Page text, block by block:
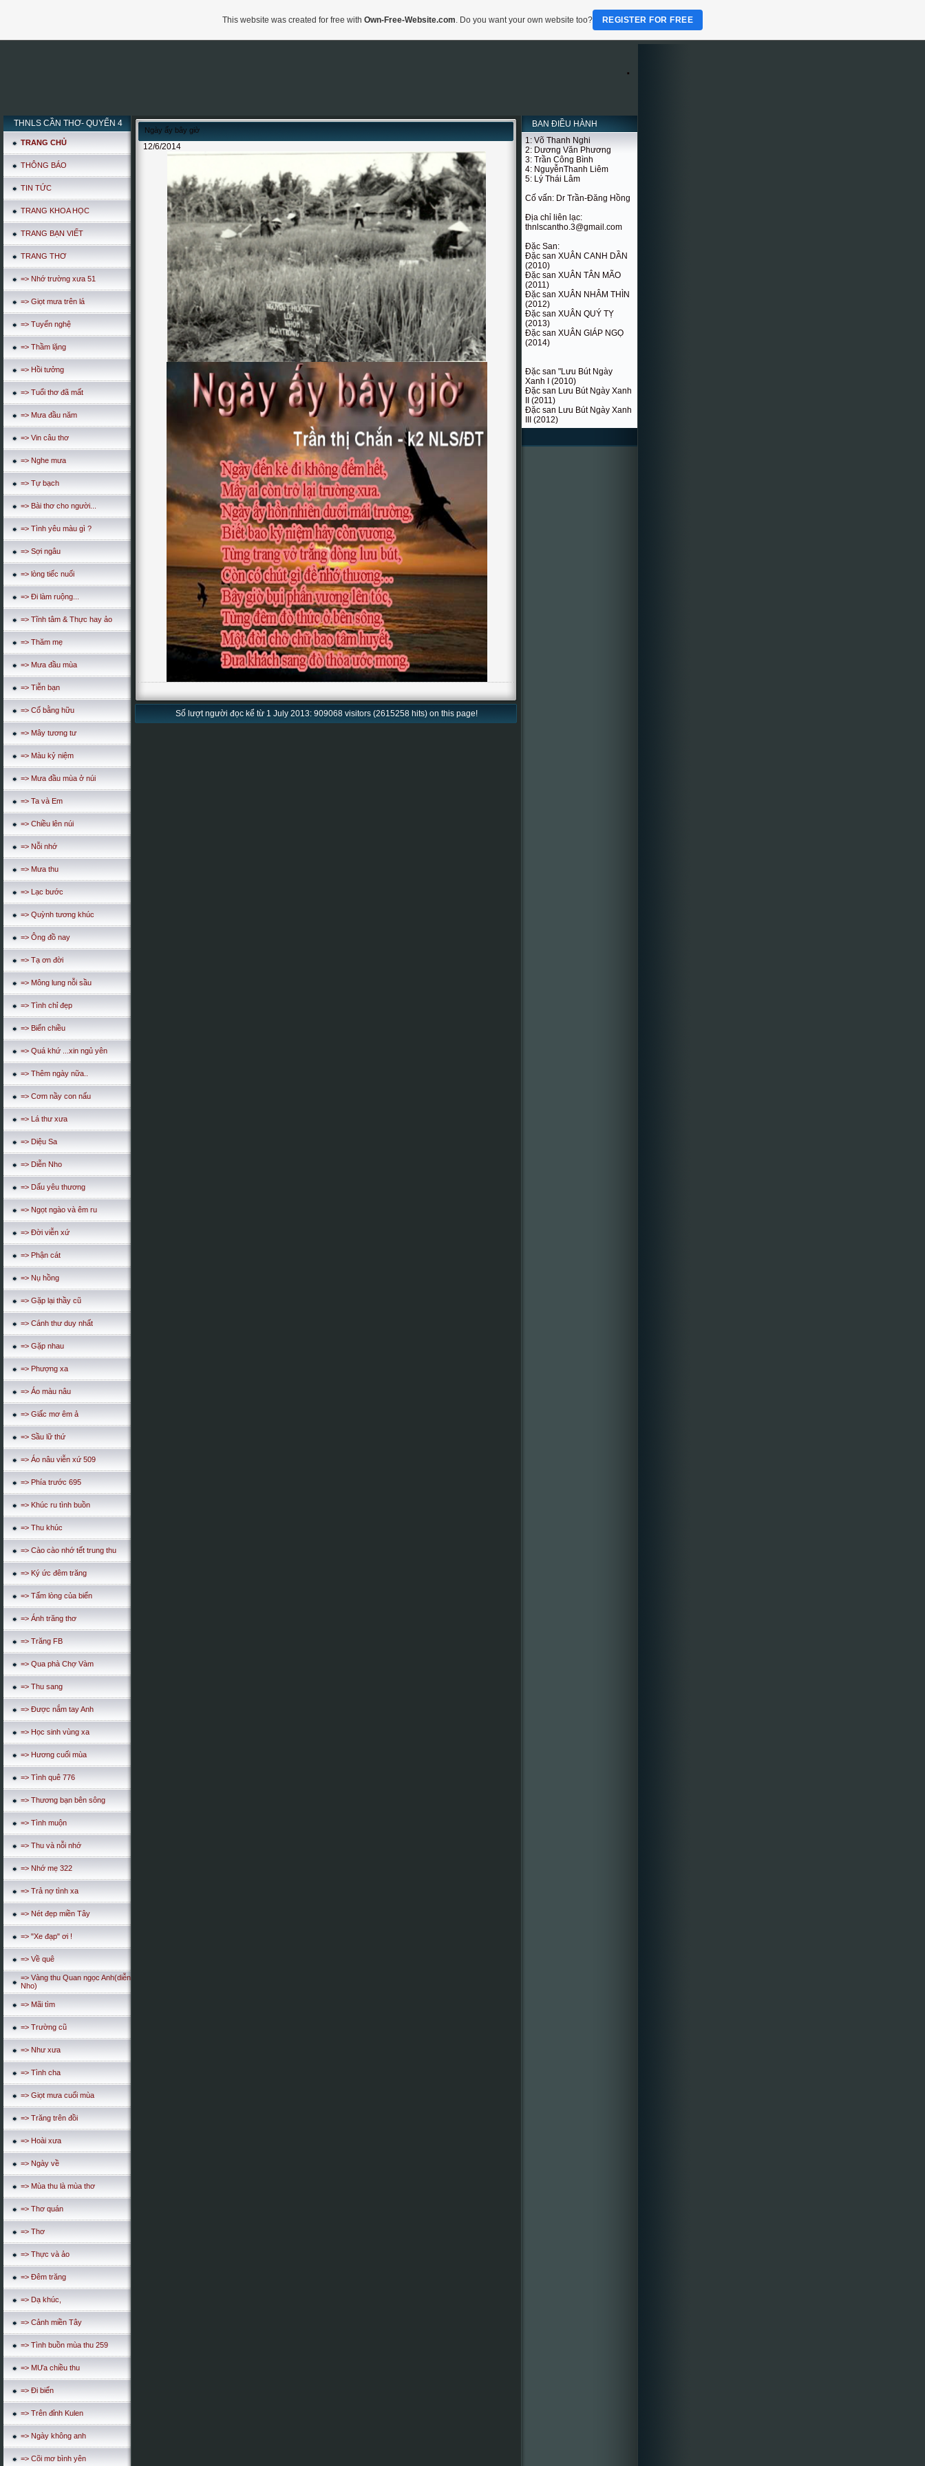
.
THNLS CẦN THƠ- QUYỂN 4
TRANG CHỦ
THÔNG BÁO
TIN TỨC
TRANG KHOA HỌC
TRANG BẠN VIẾT
TRANG THƠ
=> Nhớ trường xưa 51
=> Giọt mưa trên lá
=> Tuyển nghệ
=> Thầm lặng
=> Hồi tưởng
=> Tuổi thơ đã mất
=> Mưa đầu năm
=> Vin câu thơ
=> Nghe mưa
=> Tự bạch
=> Bài thơ cho người...
=> Tình yêu màu gì ?
=> Sợi ngâu
=> lòng tiếc nuối
=> Đi làm ruộng...
=> Tĩnh tâm & Thực hay ảo
=> Thăm mẹ
=> Mưa đầu mùa
=> Tiễn bạn
=> Cố bằng hữu
=> Mây tương tư
=> Màu kỷ niệm
=> Mưa đầu mùa ở núi
=> Ta và Em
=> Chiều lên núi
=> Nỗi nhớ
=> Mưa thu
=> Lạc bước
=> Quỳnh tương khúc
=> Ông đồ nay
=> Tạ ơn đời
=> Mông lung nỗi sầu
=> Tình chỉ đẹp
=> Biển chiều
=> Quá khứ ...xin ngủ yên
=> Thêm ngày nữa..
=> Cơm nầy con nấu
=> Lá thư xưa
=> Diệu Sa
=> Diễn Nho
=> Dấu yêu thương
=> Ngọt ngào và êm ru
=> Đời viễn xứ
=> Phận cát
=> Nụ hồng
=> Gặp lại thầy cũ
=> Cánh thư duy nhất
=> Gặp nhau
=> Phượng xa
=> Áo màu nâu
=> Giấc mơ êm ả
=> Sầu lữ thứ
=> Áo nâu viễn xứ 509
=> Phía trước 695
=> Khúc ru tình buồn
=> Thu khúc
=> Cào cào nhớ tết trung thu
=> Ký ức đêm trăng
=> Tấm lòng của biển
=> Ánh trăng thơ
=> Trăng FB
=> Qua phà Chợ Vàm
=> Thu sang
=> Được nắm tay Anh
=> Học sinh vùng xa
=> Hương cuối mùa
=> Tình quê 776
=> Thương bạn bên sông
=> Tình muộn
=> Thu và nỗi nhớ
=> Nhớ mẹ 322
=> Trả nợ tình xa
=> Nét đẹp miền Tây
=> "Xe đạp" ơi !
=> Về quê
=> Vàng thu Quan ngọc Anh(diễn
Nho)
=> Mãi tìm
=> Trường cũ
=> Như xưa
=> Tình cha
=> Giọt mưa cuối mùa
=> Trăng trên đồi
=> Hoài xưa
=> Ngày về
=> Mùa thu là mùa thơ
=> Thơ quán
=> Thơ
=> Thực và ảo
=> Đêm trăng
=> Dạ khúc,
=> Cảnh miền Tây
=> Tình buồn mùa thu 259
=> MƯa chiều thu
=> Đi biển
=> Trên đỉnh Kulen
=> Ngày không anh
=> Cõi mơ bình yên
Ngày ấy bây giờ
12/6/2014
Số lượt người đọc kể từ 1 July 2013: 909068 visitors (2615258 hits) on this page!
BAN ĐIỀU HÀNH
1: Võ Thanh Nghi
2: Dương Văn Phương
3: Trần Công Bình
4: NguyễnThanh Liêm
5: Lý Thái Lâm
Cố vấn: Dr Trần-Đăng Hồng
Địa chỉ liên lạc:
thnlscantho.3@gmail.com
Đặc San:
Đặc san XUÂN CANH DẦN
(2010)
Đặc san XUÂN TÂN MÃO
(2011)
Đặc san XUÂN NHÂM THÌN
(2012)
Đặc san XUÂN QUÝ TỴ
(2013)
Đặc san XUÂN GIÁP NGỌ
(2014)
Đặc san "Lưu Bút Ngày
Xanh I (2010)
Đặc san Lưu Bút Ngày Xanh
II (2011)
Đặc san Lưu Bút Ngày Xanh
III (2012)
This website was created for free with Own-Free-Website.com. Do you want your own website too? REGISTER FOR FREE